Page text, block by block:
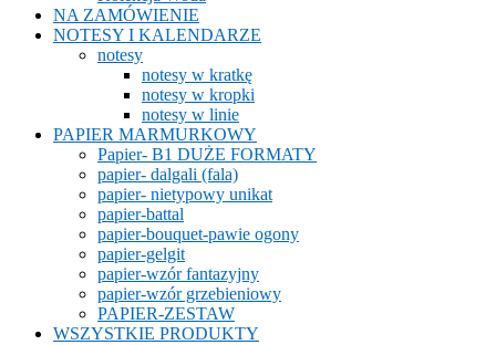
NA ZAMÓWIENIE
NOTESY I KALENDARZE
notesy
notesy w kratkę
notesy w kropki
notesy w linie
PAPIER MARMURKOWY
Papier- B1 DUŻE FORMATY
papier- dalgali (fala)
papier- nietypowy unikat
papier-battal
papier-bouquet-pawie ogony
papier-gelgit
papier-wzór fantazyjny
papier-wzór grzebieniowy
PAPIER-ZESTAW
WSZYSTKIE PRODUKTY